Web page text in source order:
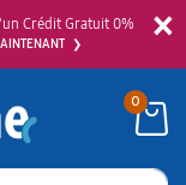
×
Crédit Gratuit 0%
0